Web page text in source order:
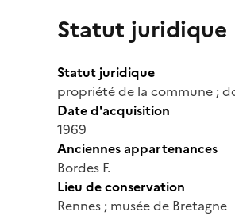
Statut juridique
Statut juridique
propriété de la commune ;
Date d'acquisition
1969
Anciennes appartenances
Bordes F.
Lieu de conservation
Rennes ; musée de Bretagne